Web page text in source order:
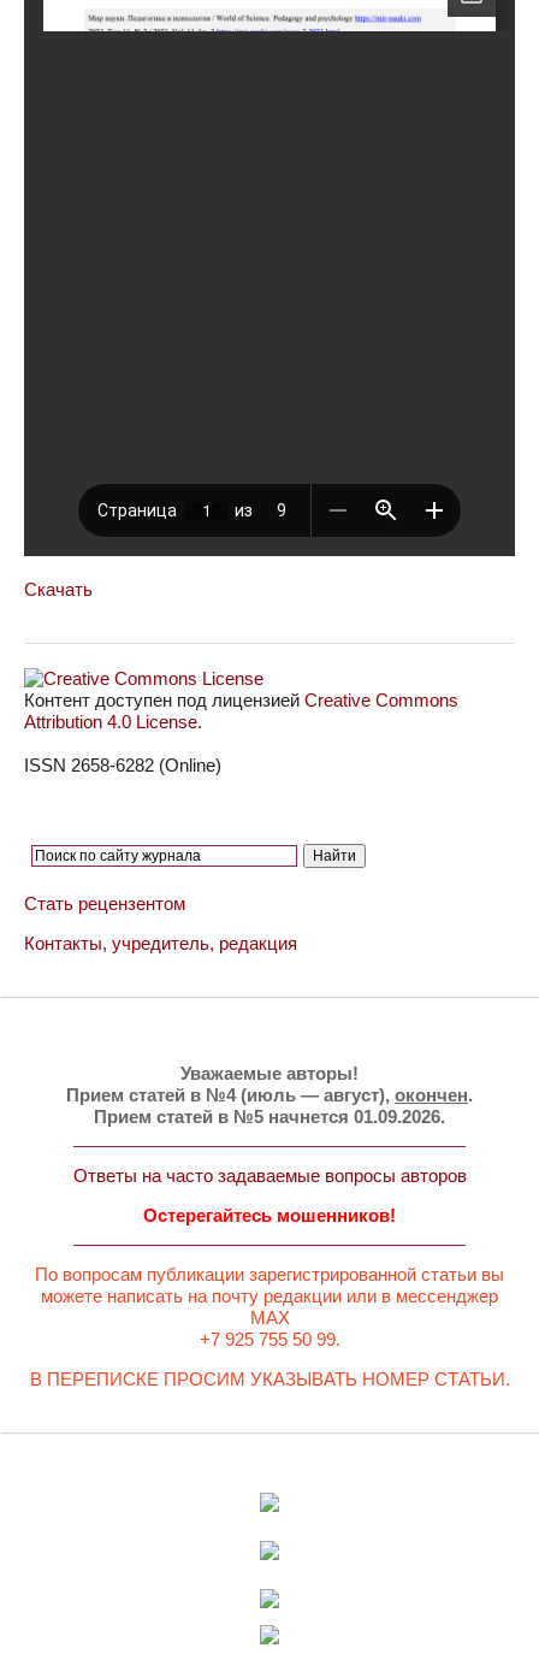
Скачать
Контент доступен под лицензией Creative Commons
Attribution 4.0 License.
ISSN 2658-6282 (Online)
Стать рецензентом
Контакты, учредитель, редакция
Уважаемые авторы!
Прием статей в №4 (июль — август), окончен.
Прием статей в №5 начнется 01.09.2026.
Ответы на часто задаваемые вопросы авторов
Остерегайтесь мошенников!
По вопросам публикации зарегистрированной статьи вы
можете написать на почту редакции или в мессенджер
MAX
+7 925 755 50 99.
В ПЕРЕПИСКЕ ПРОСИМ УКАЗЫВАТЬ НОМЕР СТАТЬИ.